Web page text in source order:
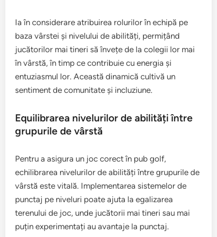
Ia în considerare atribuirea rolurilor în echipă pe
baza vârstei și nivelului de abilități, permițând
jucătorilor mai tineri să învețe de la colegii lor mai
în vârstă, în timp ce contribuie cu energia și
entuziasmul lor. Această dinamică cultivă un
sentiment de comunitate și incluziune.
Equilibrarea nivelurilor de abilități între
grupurile de vârstă
Pentru a asigura un joc corect în pub golf,
echilibrarea nivelurilor de abilități între grupurile de
vârstă este vitală. Implementarea sistemelor de
punctaj pe niveluri poate ajuta la egalizarea
terenului de joc, unde jucătorii mai tineri sau mai
puțin experimentați au avantaje la punctaj.